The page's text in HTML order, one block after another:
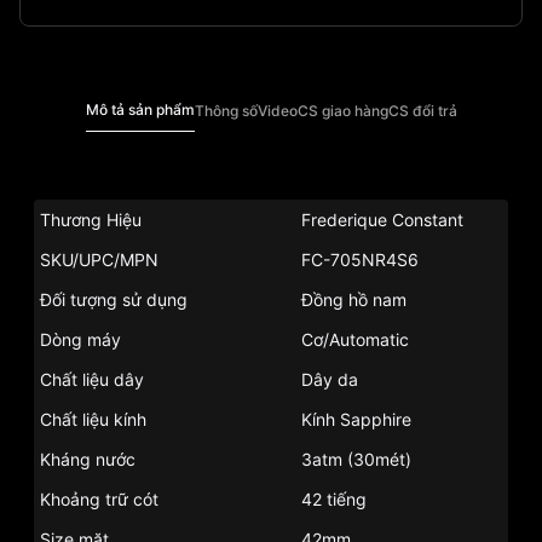
Mô tả sản phẩmThông sốVideoCS giao hàngCS đổi trả
Thương Hiệu
Frederique Constant
SKU/UPC/MPN
FC-705NR4S6
Đối tượng sử dụng
Đồng hồ nam
Dòng máy
Cơ/Automatic
Chất liệu dây
Dây da
Chất liệu kính
Kính Sapphire
Kháng nước
3atm (30mét)
Khoảng trữ cót
42 tiếng